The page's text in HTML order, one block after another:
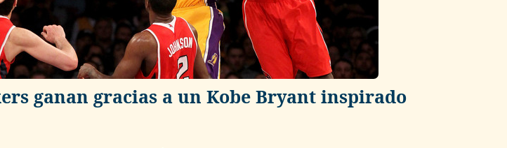
ganan gracias a un Kobe Bryant inspirado